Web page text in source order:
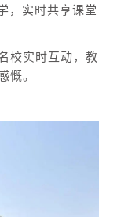
，实时共享课堂
校实时互动，教
慨。